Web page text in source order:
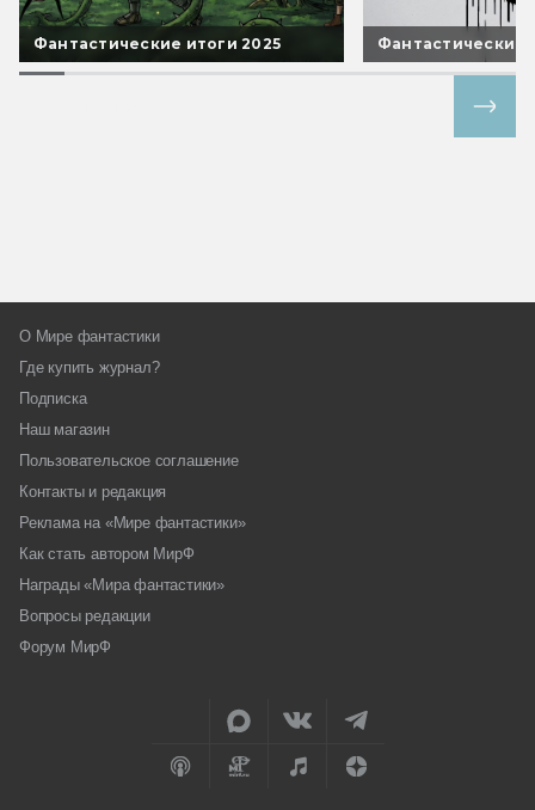
Фантастические итоги 2025 Фантастические
О Мире фантастики
Где купить журнал?
Подписка
Наш магазин
Пользовательское соглашение
Контакты и редакция
Реклама на «Мире фантастики»
Как стать автором МирФ
Награды «Мира фантастики»
Вопросы редакции
Форум МирФ